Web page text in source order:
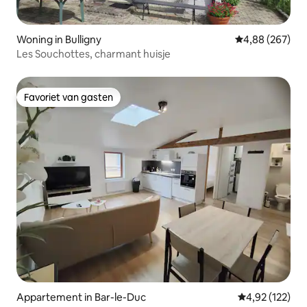
Woning in Bulligny Gemiddelde
4,88 (267)
Les Souchottes, charmant huisje
Favoriet van gasten
Favoriet van gasten
Appartement in Bar-le-Duc Gemiddelde
4,92 (122)